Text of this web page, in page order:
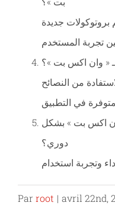
جديدة
« وان اكس بت »؟
من النصائح
اكس بت » بشكل
دوري؟
Par root | avril 22nd,